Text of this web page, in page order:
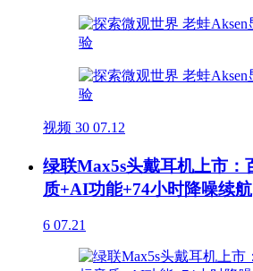
视频 30 07.12
绿联Max5s头戴耳机上市：
质+AI功能+74小时降噪续航
6 07.21